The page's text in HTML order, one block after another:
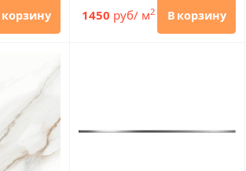
корзину 1450 руб/ м2 В корзину